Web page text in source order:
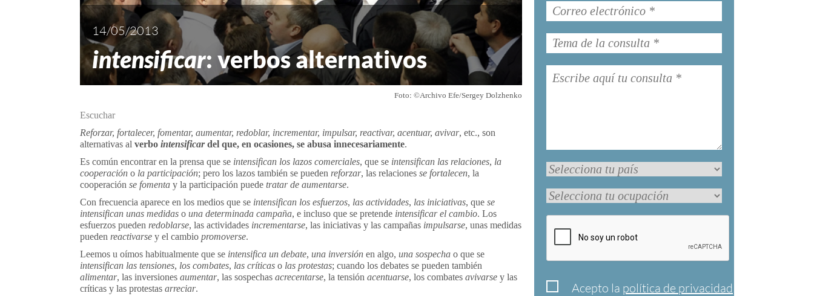
Acepto la política de privacidad
14/05/2013
intensificar: verbos alternativos
Foto: ©Archivo Efe/Sergey Dolzhenko
Escuchar
Reforzar, fortalecer, fomentar, aumentar, redoblar, incrementar, impulsar, reactivar, acentuar, avivar, etc., son
alternativas al verbo intensificardel que, en ocasiones, se abusa innecesariamente.
Es común encontrar en la prensa que se intensifican los lazos comerciales, que se intensifican las relaciones, la
cooperación o la participación; pero los lazos también se pueden reforzar, las relaciones se fortalecen, la
cooperación se fomenta y la participación puede tratar de aumentarse.
Con frecuencia aparece en los medios que se intensifican los esfuerzos, las actividades, las iniciativas, que se
intensifican unas medidas o una determinada campaña, e incluso que se pretende intensificar el cambio. Los
esfuerzos pueden redoblarse, las actividades incrementarse, las iniciativas y las campañas impulsarse, unas medidas
pueden reactivarse y el cambio promoverse.
Leemos u oímos habitualmente que se intensifica un debate, una inversión en algo, una sospecha o que se
intensifican las tensiones, los combates, las críticas o las protestas; cuando los debates se pueden también
alimentar, las inversiones aumentar, las sospechas acrecentarse, la tensión acentuarse, los combates avivarse y las
críticas y las protestas arreciar.